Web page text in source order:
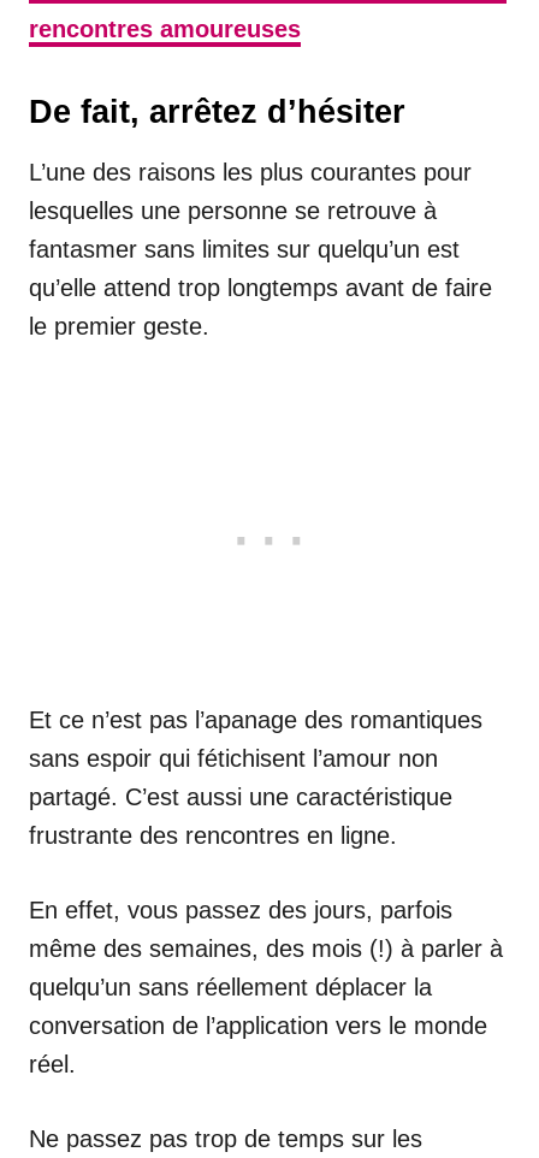
rencontres amoureuses
De fait, arrêtez d’hésiter
L’une des raisons les plus courantes pour
lesquelles une personne se retrouve à
fantasmer sans limites sur quelqu’un est
qu’elle attend trop longtemps avant de faire
le premier geste.
Et ce n’est pas l’apanage des romantiques
sans espoir qui fétichisent l’amour non
partagé. C’est aussi une caractéristique
frustrante des rencontres en ligne.
En effet, vous passez des jours, parfois
même des semaines, des mois (!) à parler à
quelqu’un sans réellement déplacer la
conversation de l’application vers le monde
réel.
Ne passez pas trop de temps sur les